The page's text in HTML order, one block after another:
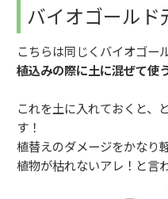
バイオゴールド
こちらは同じくバイオゴー
植込みの際に土に混ぜて使
これを土に入れておくと、
す！
植替えのダメージをかなり
植物が枯れないアレ！と言